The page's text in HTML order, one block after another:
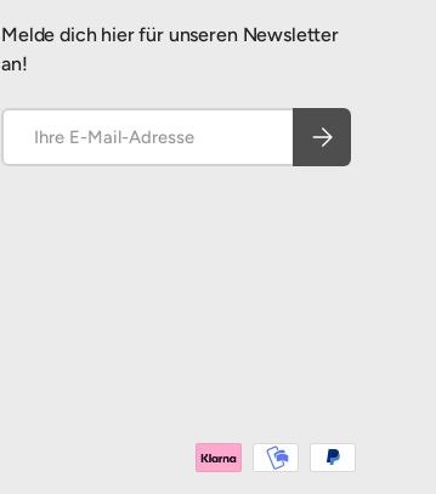
Melde dich hier für unseren Newsletter
an!
Abonnieren